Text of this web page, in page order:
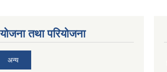
योजना तथा परियोजना
अन्य